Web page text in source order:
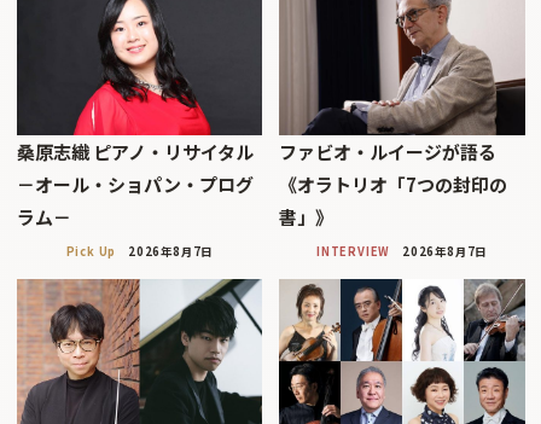
桑原志織 ピアノ・リサイタル
－オール・ショパン・プログ
ラム－
Pick Up 2026年8月7日
ファビオ・ルイージが語る
《オラトリオ「7つの封印の
書」》
INTERVIEW 2026年8月7日